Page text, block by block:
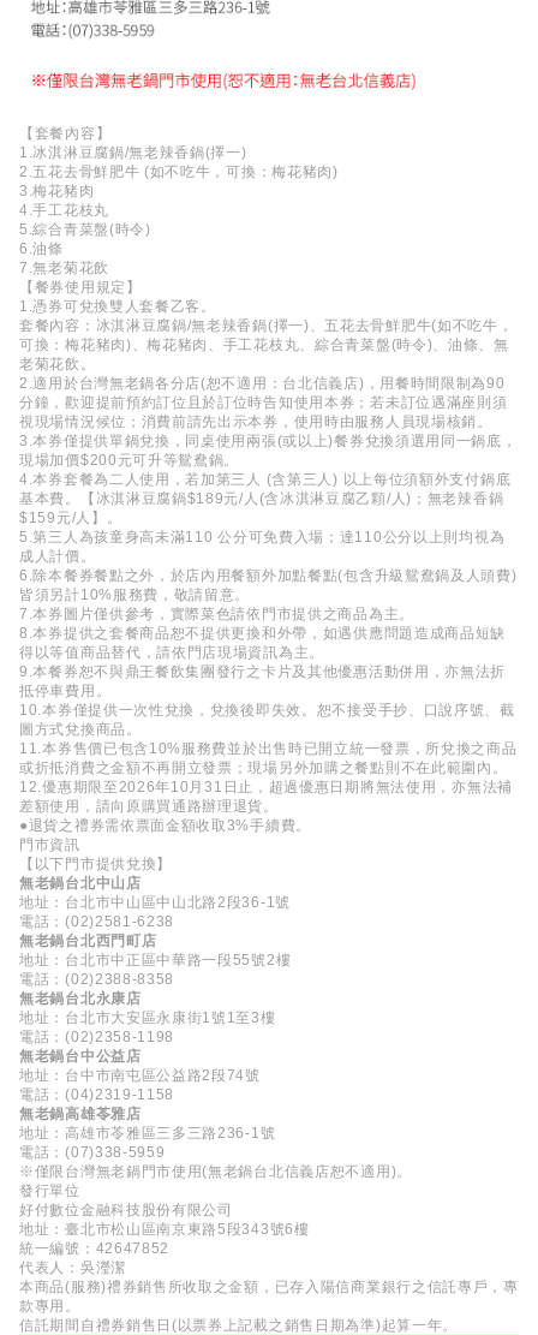
【套餐內容】
1.冰淇淋豆腐鍋/無老辣香鍋(擇一)
2.五花去骨鮮肥牛 (如不吃牛，可換：梅花豬肉)
3.梅花豬肉
4.手工花枝丸
5.綜合青菜盤(時令)
6.油條
7.無老菊花飲
【餐券使用規定】
1.憑券可兌換雙人套餐乙客。
套餐內容：冰淇淋豆腐鍋/無老辣香鍋(擇一)、五花去骨鮮肥牛(如不吃牛，
可換：梅花豬肉)、梅花豬肉、手工花枝丸、綜合青菜盤(時令)、油條、無
老菊花飲。
2.適用於台灣無老鍋各分店(恕不適用：台北信義店)，用餐時間限制為90
分鐘，歡迎提前預約訂位且於訂位時告知使用本券；若未訂位遇滿座則須
視現場情況候位；消費前請先出示本券，使用時由服務人員現場核銷。
3.本券僅提供單鍋兌換，同桌使用兩張(或以上)餐券兌換須選用同一鍋底，
現場加價$200元可升等鴛鴦鍋。
4.本券套餐為二人使用，若加第三人 (含第三人) 以上每位須額外支付鍋底
基本費。【冰淇淋豆腐鍋$189元/人(含冰淇淋豆腐乙顆/人)；無老辣香鍋
$159元/人】。
5.第三人為孩童身高未滿110 公分可免費入場；達110公分以上則均視為
成人計價。
6.除本餐券餐點之外，於店內用餐額外加點餐點(包含升級鴛鴦鍋及人頭費)
皆須另計10%服務費，敬請留意。
7.本券圖片僅供參考，實際菜色請依門市提供之商品為主。
8.本券提供之套餐商品恕不提供更換和外帶，如遇供應問題造成商品短缺
得以等值商品替代，請依門店現場資訊為主。
9.本餐券恕不與鼎王餐飲集團發行之卡片及其他優惠活動併用，亦無法折
抵停車費用。
10.本券僅提供一次性兌換，兌換後即失效。恕不接受手抄、口說序號、截
圖方式兌換商品。
11.本券售價已包含10%服務費並於出售時已開立統一發票，所兌換之商品
或折抵消費之金額不再開立發票；現場另外加購之餐點則不在此範圍內。
12.優惠期限至2026年10月31日止，超過優惠日期將無法使用，亦無法補
差額使用，請向原購買通路辦理退貨。
●退貨之禮券需依票面金額收取3%手續費。
門市資訊
【以下門市提供兌換】
無老鍋台北中山店
地址：台北市中山區中山北路2段36-1號
電話：(02)2581-6238
無老鍋台北西門町店
地址：台北市中正區中華路一段55號2樓
電話：(02)2388-8358
無老鍋台北永康店
地址：台北市大安區永康街1號1至3樓
電話：(02)2358-1198
無老鍋台中公益店
地址：台中市南屯區公益路2段74號
電話：(04)2319-1158
無老鍋高雄苓雅店
地址：高雄市苓雅區三多三路236-1號
電話：(07)338-5959
※僅限台灣無老鍋門市使用(無老鍋台北信義店恕不適用)。
發行單位
好付數位金融科技股份有限公司
地址：臺北市松山區南京東路5段343號6樓
統一編號：42647852
代表人：吳瀅潔
本商品(服務)禮券銷售所收取之金額，已存入陽信商業銀行之信託專戶，專
款專用。
信託期間自禮券銷售日(以票券上記載之銷售日期為準)起算一年。